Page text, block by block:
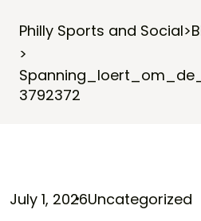
Philly Sports and Social>
>
3792372
July 1, 2026Uncategorized